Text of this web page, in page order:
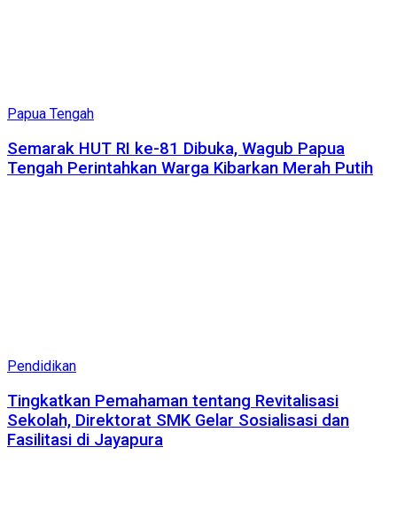
Papua Tengah
Semarak HUT RI ke-81 Dibuka, Wagub Papua
Tengah Perintahkan Warga Kibarkan Merah Putih
Pendidikan
Tingkatkan Pemahaman tentang Revitalisasi
Sekolah, Direktorat SMK Gelar Sosialisasi dan
Fasilitasi di Jayapura